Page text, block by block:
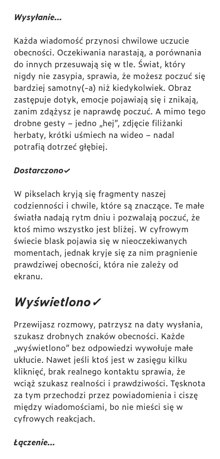
Wysyłanie…
Każda wiadomość przynosi chwilowe uczucie
obecności. Oczekiwania narastają, a porównania
do innych przesuwają się w tle. Świat, który
nigdy nie zasypia, sprawia, że możesz poczuć się
bardziej samotny(-a) niż kiedykolwiek. Obraz
zastępuje dotyk, emocje pojawiają się i znikają,
zanim zdążysz je naprawdę poczuć. A mimo tego
drobne gesty – jedno „hej”, zdjęcie filiżanki
herbaty, krótki uśmiech na wideo – nadal
potrafią dotrzeć głębiej.
Dostarczono✓
W pikselach kryją się fragmenty naszej
codzienności i chwile, które są znaczące. Te małe
światła nadają rytm dniu i pozwalają poczuć, że
ktoś mimo wszystko jest bliżej. W cyfrowym
świecie blask pojawia się w nieoczekiwanych
momentach, jednak kryje się za nim pragnienie
prawdziwej obecności, która nie zależy od
ekranu.
Wyświetlono✓
Przewijasz rozmowy, patrzysz na daty wysłania,
szukasz drobnych znaków obecności. Każde
„wyświetlono” bez odpowiedzi wywołuje małe
ukłucie. Nawet jeśli ktoś jest w zasięgu kilku
kliknięć, brak realnego kontaktu sprawia, że
wciąż szukasz realności i prawdziwości. Tęsknota
za tym przechodzi przez powiadomienia i ciszę
między wiadomościami, bo nie mieści się w
cyfrowych reakcjach.
Łączenie…